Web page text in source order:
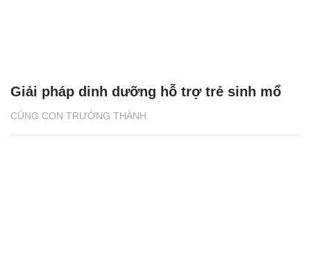
CÙNG CON TRƯỞNG THÀNH
Giải pháp dinh dưỡng hỗ trợ trẻ sinh mổ